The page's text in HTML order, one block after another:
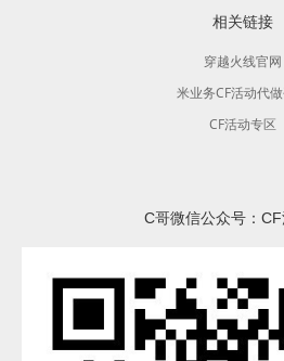
相关链接
穿越火线官网
米业务CF活动代
CF活动专区
C哥微信公众号：